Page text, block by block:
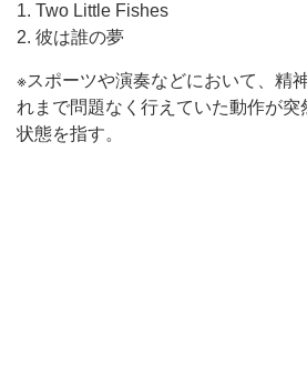
1. Two Little Fishes
2. 彼は誰の夢
※スポーツや演奏などにおいて、精
れまで問題なく行えていた動作が突
状態を指す。